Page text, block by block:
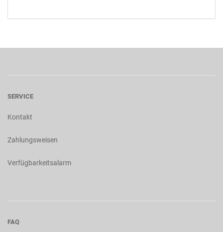
SERVICE
Kontakt
Zahlungsweisen
Verfügbarkeitsalarm
FAQ